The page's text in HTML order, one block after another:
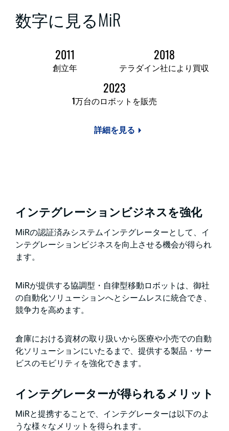
数字に見るMiR
2011
創立年
2018
テラダイン社により買収
2023
1万台のロボットを販売
詳細を見る
インテグレーションビジネスを強化
MiRの認証済みシステムインテグレーターとして、イ
ンテグレーションビジネスを向上させる機会が得られ
ます。
MiRが提供する協調型・自律型移動ロボットは、御社
の自動化ソリューションへとシームレスに統合でき、
競争力を高めます。
倉庫における資材の取り扱いから医療や小売での自動
化ソリューションにいたるまで、提供する製品・サー
ビスのモビリティを強化できます。
インテグレーターが得られるメリット
MiRと提携することで、インテグレーターは以下のよ
うな様々なメリットを得られます。